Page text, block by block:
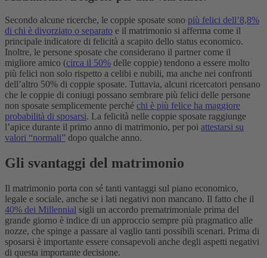
Secondo alcune ricerche, le coppie sposate sono più felici dell’8,8%
di chi è divorziato o separato e il matrimonio si afferma come il
principale indicatore di felicità a scapito dello status economico.
Inoltre, le persone sposate che considerano il partner come il
migliore amico (circa il 50% delle coppie) tendono a essere molto
più felici non solo rispetto a celibi e nubili, ma anche nei confronti
dell’altro 50% di coppie sposate. Tuttavia, alcuni ricercatori pensano
che le coppie di coniugi possano sembrare più felici delle persone
non sposate semplicemente perché chi è più felice ha maggiore
probabilità di sposarsi. La felicità nelle coppie sposate raggiunge
l’apice durante il primo anno di matrimonio, per poi attestarsi su
valori “normali” dopo qualche anno.
Gli svantaggi del matrimonio
Il matrimonio porta con sé tanti vantaggi sul piano economico,
legale e sociale, anche se i lati negativi non mancano. Il fatto che il
40% dei Millennial sigli un accordo prematrimoniale prima del
grande giorno è indice di un approccio sempre più pragmatico alle
nozze, che spinge a passare al vaglio tanti possibili scenari. Prima di
sposarsi è importante essere consapevoli anche degli aspetti negativi
di questa importante decisione.